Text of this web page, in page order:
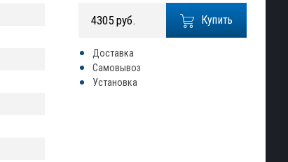
Купить
4305 руб.
Доставка
Самовывоз
Установка